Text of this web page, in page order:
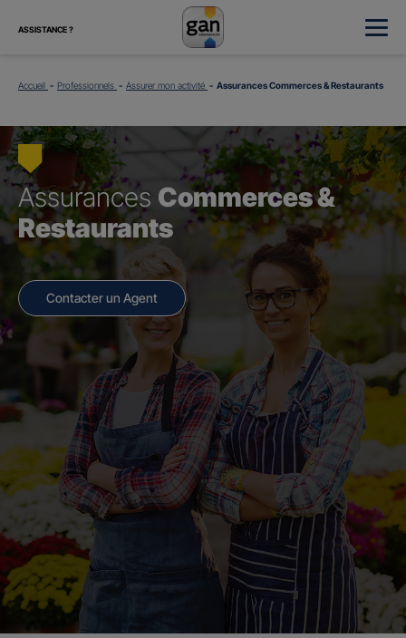
ASSISTANCE ?
Accueil Professionnels Assurer mon activité Assurances Commerces & Restaurants
Assurances Commerces &
Restaurants
Contacter un Agent